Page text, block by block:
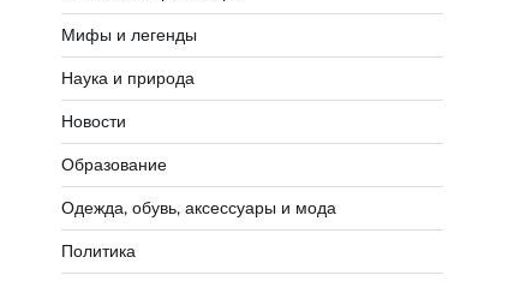
Мифы и легенды
Наука и природа
Новости
Образование
Одежда, обувь, аксессуары и мода
Политика